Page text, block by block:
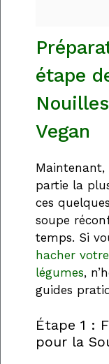
étape
Vegan
partie la
ces
soupe
temps. Si
hacher
légumes,
guides
Étape 1 :
pour la